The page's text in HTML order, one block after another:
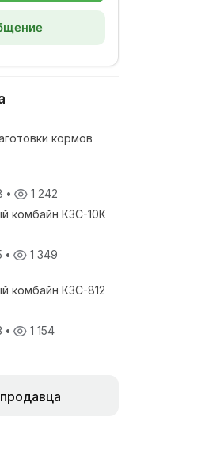
кормов
•
1 242
комбайн КЗС-10К
• 1 349
комбайн КЗС-812
• 1 154